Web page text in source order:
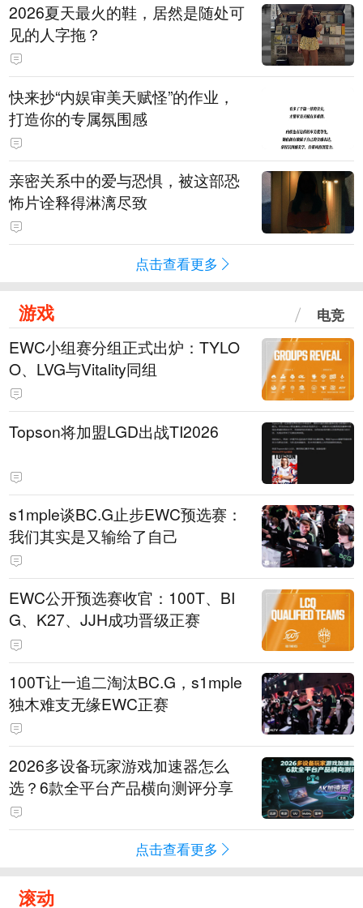
2026夏天最火的鞋，居然是随处可
见的人字拖？
快来抄“内娱审美天赋怪”的作业，
打造你的专属氛围感
亲密关系中的爱与恐惧，被这部恐
怖片诠释得淋漓尽致
点击查看更多
游戏 电竞
EWC小组赛分组正式出炉：TYLO
O、LVG与Vitality同组
Topson将加盟LGD出战TI2026
s1mple谈BC.G止步EWC预选赛：
我们其实是又输给了自己
EWC公开预选赛收官：100T、BI
G、K27、JJH成功晋级正赛
100T让一追二淘汰BC.G，s1mple
独木难支无缘EWC正赛
2026多设备玩家游戏加速器怎么
选？6款全平台产品横向测评分享
点击查看更多
滚动